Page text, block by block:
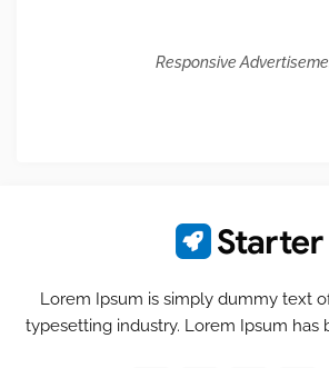
Responsive
Lorem Ipsum is simply dummy text
typesetting industry. Lorem Ipsum has